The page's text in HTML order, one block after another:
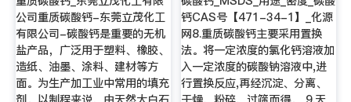
公司重质碳酸钙-东莞立茂化工
有限公司-碳酸钙是重要的无机
盐产品，广泛用于塑料、橡胶、
造纸、油墨、涂料、建材等方
面。为生产加工业中常用的填充
钙CAS号【471-34-1】_化源
网8.重质碳酸钙主要采用置换
法。将一定浓度的氯化钙溶液加
入一定浓度的碳酸钠溶液中,进
行置换反应,再经沉淀、分离、